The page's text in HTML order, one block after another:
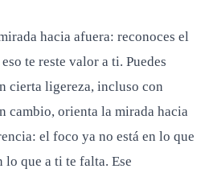
hacia afuera: reconoces el
te reste valor a ti. Puedes
cierta ligereza, incluso con
cambio, orienta la mirada hacia
el foco ya no está en lo que
lo que a ti te falta. Ese